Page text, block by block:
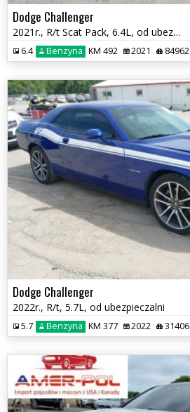
Dodge Challenger
2021r., R/t Scat Pack, 6.4L, od ubezpieczalni
6.4 Benzyna KM 492 2021 84962
Dodge Challenger
2022r., R/t, 5.7L, od ubezpieczalni
5.7 Benzyna KM 377 2022 31406